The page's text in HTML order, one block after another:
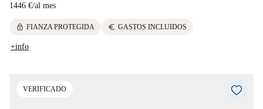
1446 €/al mes
lock FIANZA PROTEGIDA euro GASTOS INCLUIDOS
+info
VERIFICADO